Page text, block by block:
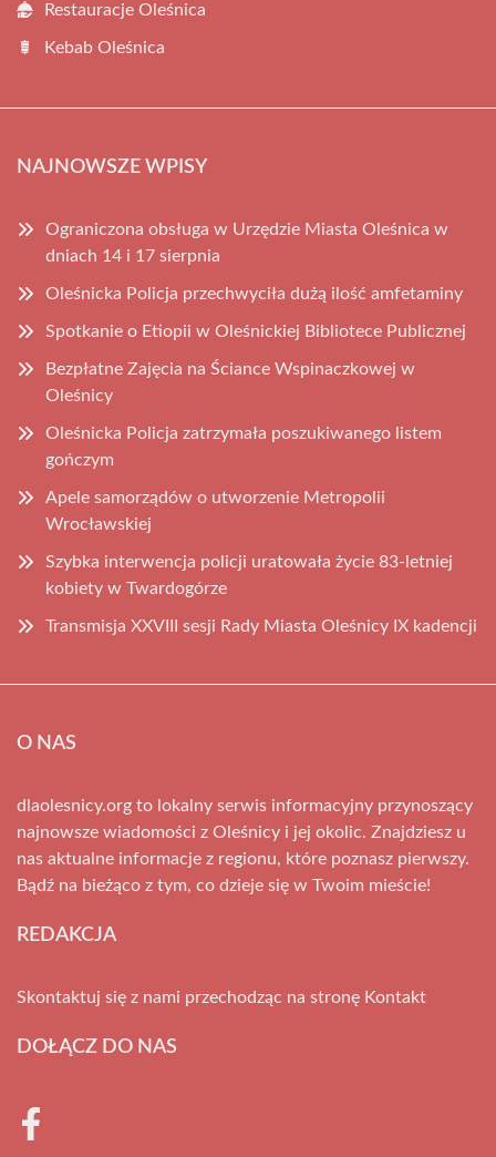
Restauracje Oleśnica
Kebab Oleśnica
NAJNOWSZE WPISY
Ograniczona obsługa w Urzędzie Miasta Oleśnica w
dniach 14 i 17 sierpnia
Oleśnicka Policja przechwyciła dużą ilość amfetaminy
Spotkanie o Etiopii w Oleśnickiej Bibliotece Publicznej
Bezpłatne Zajęcia na Ściance Wspinaczkowej w
Oleśnicy
Oleśnicka Policja zatrzymała poszukiwanego listem
gończym
Apele samorządów o utworzenie Metropolii
Wrocławskiej
Szybka interwencja policji uratowała życie 83-letniej
kobiety w Twardogórze
Transmisja XXVIII sesji Rady Miasta Oleśnicy IX kadencji
O NAS
dlaolesnicy.org to lokalny serwis informacyjny przynoszący
najnowsze wiadomości z Oleśnicy i jej okolic. Znajdziesz u
nas aktualne informacje z regionu, które poznasz pierwszy.
Bądź na bieżąco z tym, co dzieje się w Twoim mieście!
REDAKCJA
Skontaktuj się z nami przechodząc na stronę Kontakt
DOŁĄCZ DO NAS